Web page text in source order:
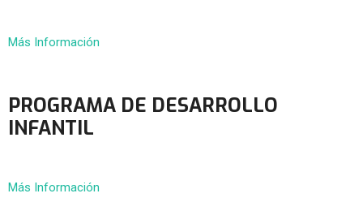
Más Información
PROGRAMA DE DESARROLLO
INFANTIL
Más Información